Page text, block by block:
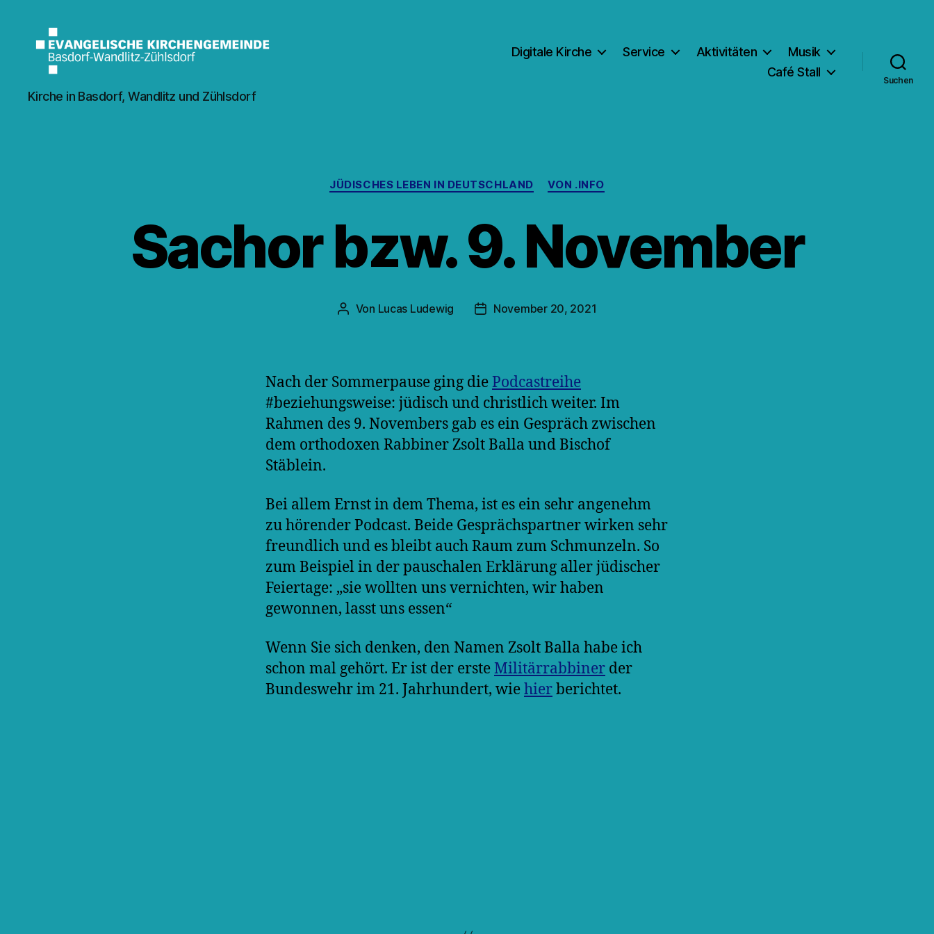
Kirche
Wandlitz
Kirche in Basdorf, Wandlitz und Zühlsdorf
Digitale Kirche Service Aktivitäten
Musik
Café Stall
Suchen
Kategorien
JÜDISCHES LEBEN IN DEUTSCHLAND VON .INFO
Sachor bzw. 9. November
Beitragsautor
Von Lucas Ludewig Veröffentlichungsdatum
November 20, 2021
Nach der Sommerpause ging diePodcastreihe
#beziehungsweise: jüdisch und christlich weiter. Im
Rahmen des 9. Novembers gab es ein Gespräch zwischen
dem orthodoxen Rabbiner Zsolt Balla und Bischof
Stäblein.
Bei allem Ernst in dem Thema, ist es ein sehr angenehm
zu hörender Podcast. Beide Gesprächspartner wirken sehr
freundlich und es bleibt auch Raum zum Schmunzeln. So
zum Beispiel in der pauschalen Erklärung aller jüdischer
Feiertage: „sie wollten uns vernichten, wir haben
gewonnen, lasst uns essen“
Wenn Sie sich denken, den Namen Zsolt Balla habe ich
schon mal gehört. Er ist der ersteMilitärrabbiner der
Bundeswehr im 21. Jahrhundert, wiehierberichtet.